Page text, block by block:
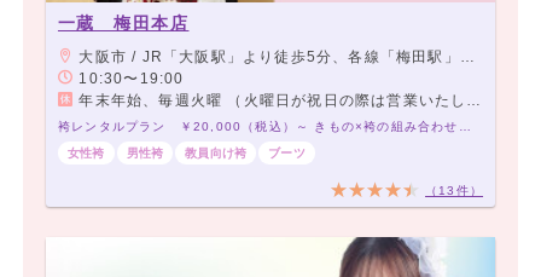
一蔵 梅田本店
大阪市 / JR「大阪駅」より徒歩5分、各線「梅田駅」直結
10:30〜19:00
年末年始、毎週火曜 （火曜日が祝日の際は営業いたします。）
袴レンタルプラン ￥20,000（税込）～ きもの×袴の組み合わせは21,000通り以上！アナタだけの袴コーデで最高の卒業式を！
女性袴
男性袴 教員向け袴 ブーツ
（13件）